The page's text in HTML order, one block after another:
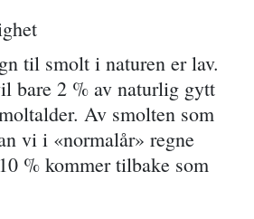
til smolt i naturen er lav.
bare 2 % av naturlig gytt
Av smolten som
vi i «normalår» regne
% kommer tilbake som